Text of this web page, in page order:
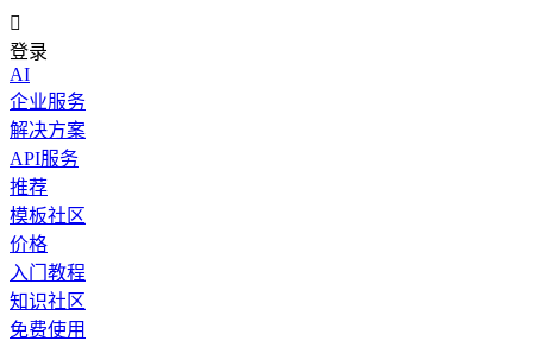

登录
AI
企业服务
解决方案
API服务
推荐
模板社区
价格
入门教程
知识社区
免费使用